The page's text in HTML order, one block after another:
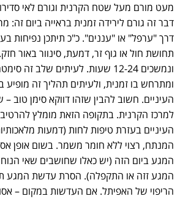
מעט מורם מעל שטח הקרנית וגורם לאי
דבר זה גורם לירידה זמנית בראייה ביום זה:
דרך "ערפל" או "עננים". כ"כ תיתכן נפיחות
תחושת חול או גוף זר, דמעת, סינוור באור
ונמשכים 12-24 שעות. לעיתים שלב זה
ומתרחש בו זמנית, ולעיתים תהליך זה מופיע
העיניים. חשוב להבין שזהו דווקא סימן טוב –
למרכז הקרנית. בתקופה הזאת מומלץ
העיניים בעזרת טיפות לחות (דמעות
המנתח, רצוי ללא חומר משמר. בשום אופן
המגע ביום הזה (יש כאלו שחושבים שאי
המגע זזה או התקפלה). הסרת עדשת המגע
הריפוי של האפיתל. אם העדשות במקום –